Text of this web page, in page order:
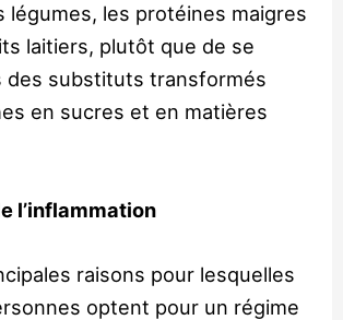
légumes, les protéines maigres
laitiers, plutôt que de se
des substituts transformés
en sucres et en matières
l’inflammation
raisons pour lesquelles
optent pour un régime